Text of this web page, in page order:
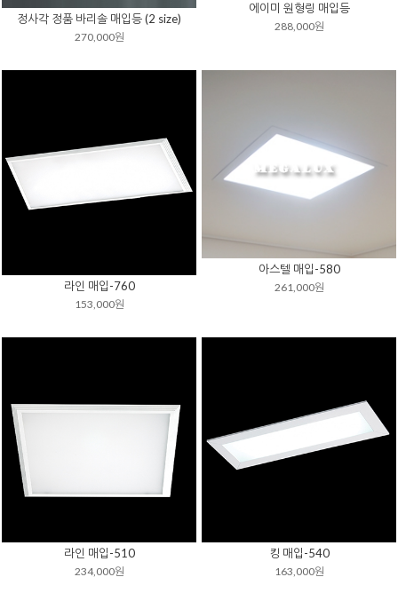
정사각 정품 바리솔 매입등 (2 size)
270,000원
에이미 원형링 매입등
288,000원
라인 매입-760
153,000원
아스텔 매입-580
261,000원
라인 매입-510
234,000원
킹 매입-540
163,000원